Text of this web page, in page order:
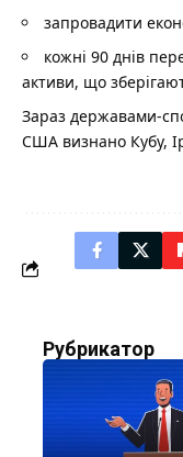
запровадити
кожні 90 днів
активи, що
Зараз державами-
США визнано Кубу,
Рубрикатор